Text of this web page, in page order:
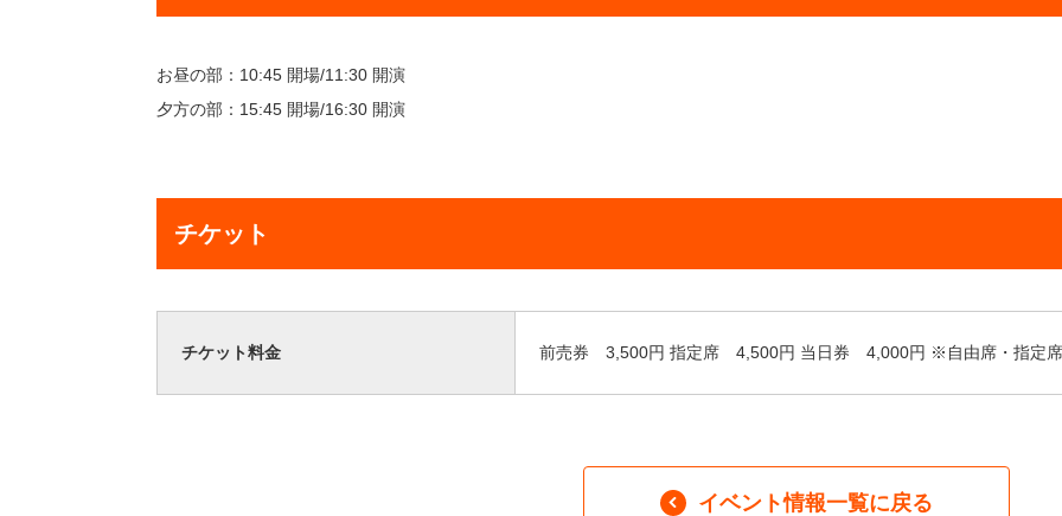
お昼の部：10:45 開場/11:30 開演
夕方の部：15:45 開場/16:30 開演
チケット
チケット料金 前売券 3,500円 指定席 4,500円 当日券 4,000円 ※自由席・指定席
イベント情報一覧に戻る